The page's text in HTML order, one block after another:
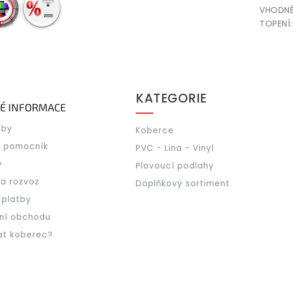
TOPENÍ:
INFORMACE
pomocník
rozvoz
platby
obchodu
koberec?
KATEGORIE
Koberce
PVC - Lina - Vinyl
Plovoucí podlahy
Doplňkový sortiment